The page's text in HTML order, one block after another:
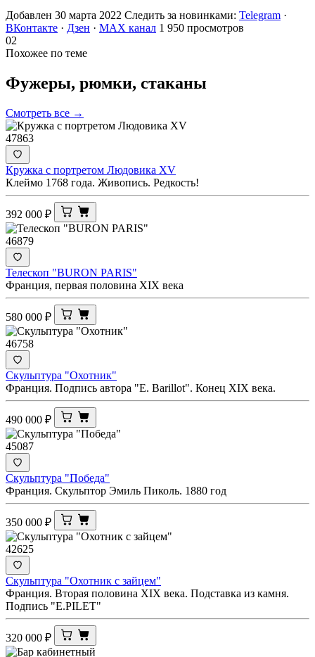
Добавлен 30 марта 2022 Следить за новинками: Telegram ·
ВКонтакте · Дзен · MAX канал 1 950 просмотров
02
Похожее по теме
Фужеры, рюмки, стаканы
Смотреть все →
47863
Кружка с портретом Людовика XV
Клеймо 1768 года. Живопись. Редкость!
392 000 ₽
46879
Телескоп "BURON PARIS"
Франция, первая половина XIX века
580 000 ₽
46758
Скульптура "Охотник"
Франция. Подпись автора "E. Barillot". Конец XIX века.
490 000 ₽
45087
Скульптура "Победа"
Франция. Скульптор Эмиль Пиколь. 1880 год
350 000 ₽
42625
Скульптура "Охотник с зайцем"
Франция. Вторая половина XIX века. Подставка из камня.
Подпись "E.PILET"
320 000 ₽